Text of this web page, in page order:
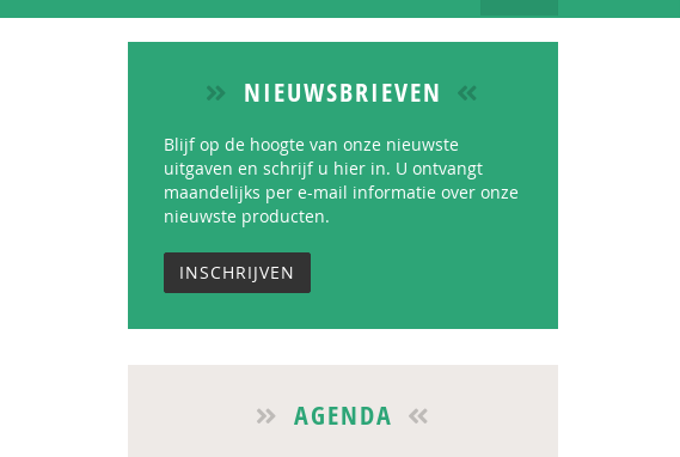
NIEUWSBRIEVEN
Blijf op de hoogte van onze nieuwste
uitgaven en schrijf u hier in. U ontvangt
maandelijks per e-mail informatie over onze
nieuwste producten.
INSCHRIJVEN
AGENDA